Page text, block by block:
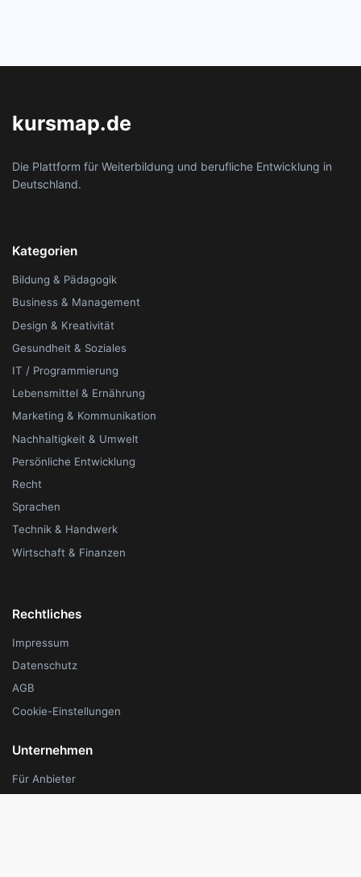
kursmap.de
Die Plattform für Weiterbildung und berufliche Entwicklung in
Deutschland.
Kategorien
Bildung & Pädagogik
Business & Management
Design & Kreativität
Gesundheit & Soziales
IT / Programmierung
Lebensmittel & Ernährung
Marketing & Kommunikation
Nachhaltigkeit & Umwelt
Persönliche Entwicklung
Recht
Sprachen
Technik & Handwerk
Wirtschaft & Finanzen
Rechtliches
Impressum
Datenschutz
AGB
Cookie-Einstellungen
Unternehmen
Für Anbieter